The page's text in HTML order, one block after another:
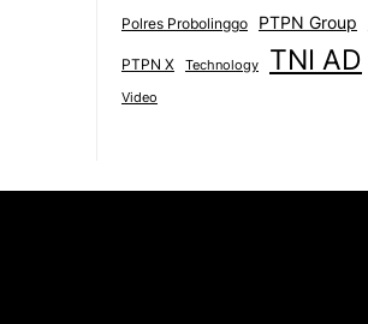
Polres Probolinggo PTPN Group
PTPN X Technology TNI AD
Video